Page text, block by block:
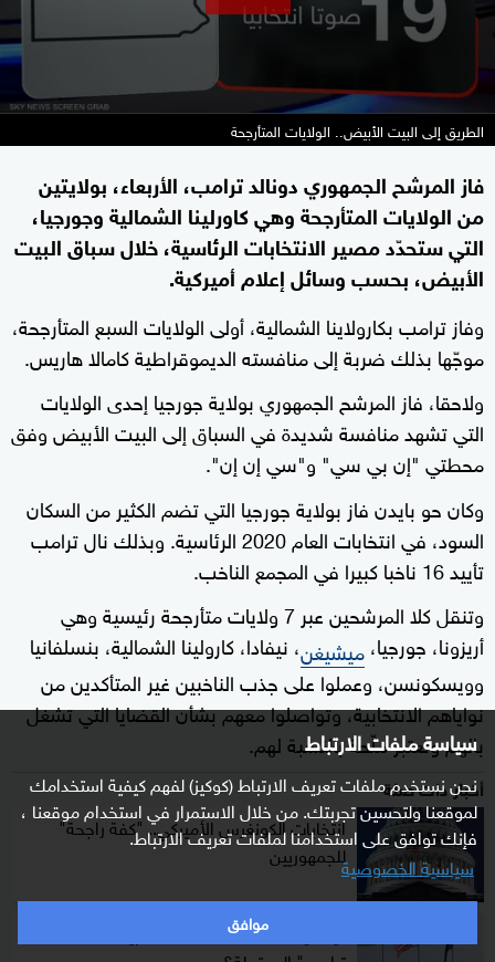
سياسة ملفات الارتباط
نحن نستخدم ملفات تعريف الارتباط (كوكيز) لفهم كيفية استخدامك
لموقعنا ولتحسين تجربتك. من خلال الاستمرار في استخدام موقعنا ،
فإنك توافق على استخدامنا لملفات تعريف الارتباط.
سياسية الخصوصية
موافق
الطريق إلى البيت الأبيض.. الولايات المتأرجحة
فاز المرشح الجمهوري دونالد ترامب، الأربعاء، بولايتين
من الولايات المتأرجحة وهي كاورلينا الشمالية وجورجيا،
التي ستحدّد مصير الانتخابات الرئاسية، خلال سباق البيت
الأبيض، بحسب وسائل إعلام أميركية.
وفاز ترامب بكارولاينا الشمالية، أولى الولايات السبع المتأرجحة،
موجّها بذلك ضربة إلى منافسته الديموقراطية كامالا هاريس.
ولاحقا، فاز المرشح الجمهوري بولاية جورجيا إحدى الولايات
التي تشهد منافسة شديدة في السباق إلى البيت الأبيض وفق
محطتي "إن بي سي" و"سي إن إن".
وكان حو بايدن فاز بولاية جورجيا التي تضم الكثير من السكان
السود، في انتخابات العام 2020 الرئاسية. وبذلك نال ترامب
تأييد 16 ناخبا كبيرا في المجمع الناخب.
وتنقل كلا المرشحين عبر 7 ولايات متأرجحة رئيسية وهي
أريزونا، جورجيا،ميشيغن، نيفادا، كارولينا الشمالية، بنسلفانيا
وويسكونسن، وعملوا على جذب الناخبين غير المتأكدين من
نواياهم الانتخابية، وتواصلوا معهم بشأن القضايا التي تشغل
بالهم وتعتبر ملّحة بالنسبة لهم.
أخبار ذات صلة
انتخابات الكونغرس الأميركي.. "كفة راجحة"
للجمهوريين
كيف يستعد المستثمرون الأوروبيون لـ "عودة